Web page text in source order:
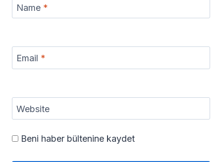
Name *
Email *
Website
Beni haber bültenine kaydet